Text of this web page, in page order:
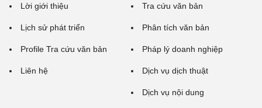
Lời giới thiệu
Lịch sử phát triển
Profile Tra cứu văn bản
Liên hệ
Tra cứu văn bản
Phân tích văn bản
Pháp lý doanh nghiệp
Dịch vụ dịch thuật
Dịch vụ nội dung